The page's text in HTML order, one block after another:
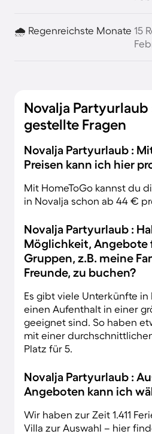
🌧️ Regenreichste Monate 15
Novalja
gestellte Fragen
Novalja Partyurlaub :
Preisen kann ich hier
Mit HomeToGo kannst du
in Novalja schon ab 44 €
Novalja Partyurlaub :
Möglichkeit, Angebote
Gruppen, z.B. meine
Freunde, zu buchen?
Es gibt viele Unterkünfte in
einen Aufenthalt in einer
geeignet sind. So haben
mit einer
Platz für 5.
Novalja Partyurlaub :
Angeboten kann ich
Wir haben zur Zeit 1.411
Villa zur Auswahl – hier